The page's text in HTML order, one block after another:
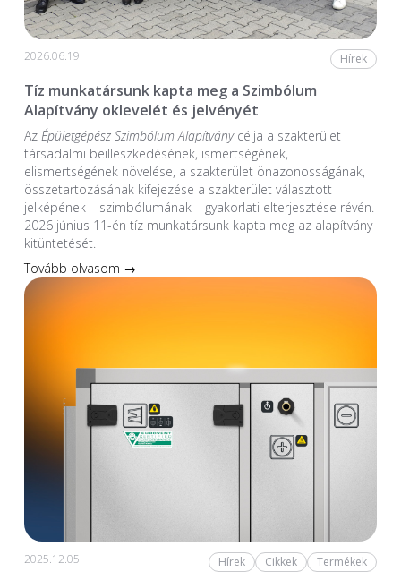
2026.06.19. Hírek
Tíz munkatársunk kapta meg a Szimbólum
Alapítvány oklevelét és jelvényét
Az Épületgépész Szimbólum Alapítványcélja a szakterület
társadalmi beilleszkedésének, ismertségének,
elismertségének növelése, a szakterület önazonosságának,
összetartozásának kifejezése a szakterület választott
jelképének – szimbólumának – gyakorlati elterjesztése révén.
2026 június 11-én tíz munkatársunk kapta meg az alapítvány
kitüntetését.
Tovább olvasom →
2025.12.05. Hírek Cikkek Termékek